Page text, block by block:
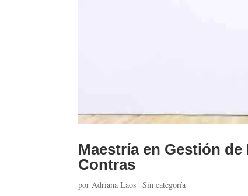
Maestría en Gestión
Contras
porAdriana Laos |Sin categoría